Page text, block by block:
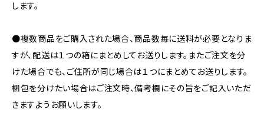
します。
●複数商品をご購入された場合、商品数毎に送料が必要となりま
すが、配送は１つの箱にまとめしてお送りします。またご注文を分
けた場合でも、ご住所が同じ場合は１つにまとめてお送りします。
梱包を分けたい場合はご注文時、備考欄にその旨をご記入いただ
きますようお願いします。